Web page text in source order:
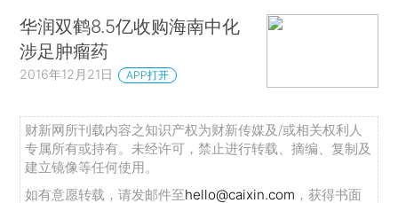
华润双鹤8.5亿收购海南中化
涉足肿瘤药
2016年12月21日 APP打开
财新网所刊载内容之知识产权为财新传媒及/或相关权利人
专属所有或持有。未经许可，禁止进行转载、摘编、复制及
建立镜像等任何使用。
如有意愿转载，请发邮件至hello@caixin.com ，获得书面